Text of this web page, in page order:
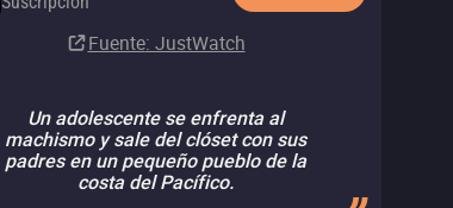
Fuente: JustWatch
Un adolescente se enfrenta al
machismo y sale del clóset con sus
padres en un pequeño pueblo de la
costa del Pacífico.